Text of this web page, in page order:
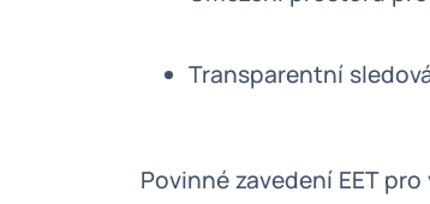
Transparentní
Povinné zavedení EET